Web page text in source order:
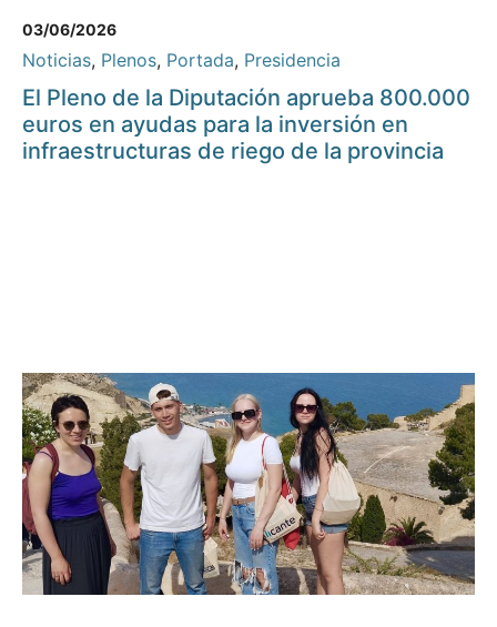
03/06/2026
Noticias, Plenos, Portada, Presidencia
El Pleno de la Diputación aprueba 800.000
euros en ayudas para la inversión en
infraestructuras de riego de la provincia